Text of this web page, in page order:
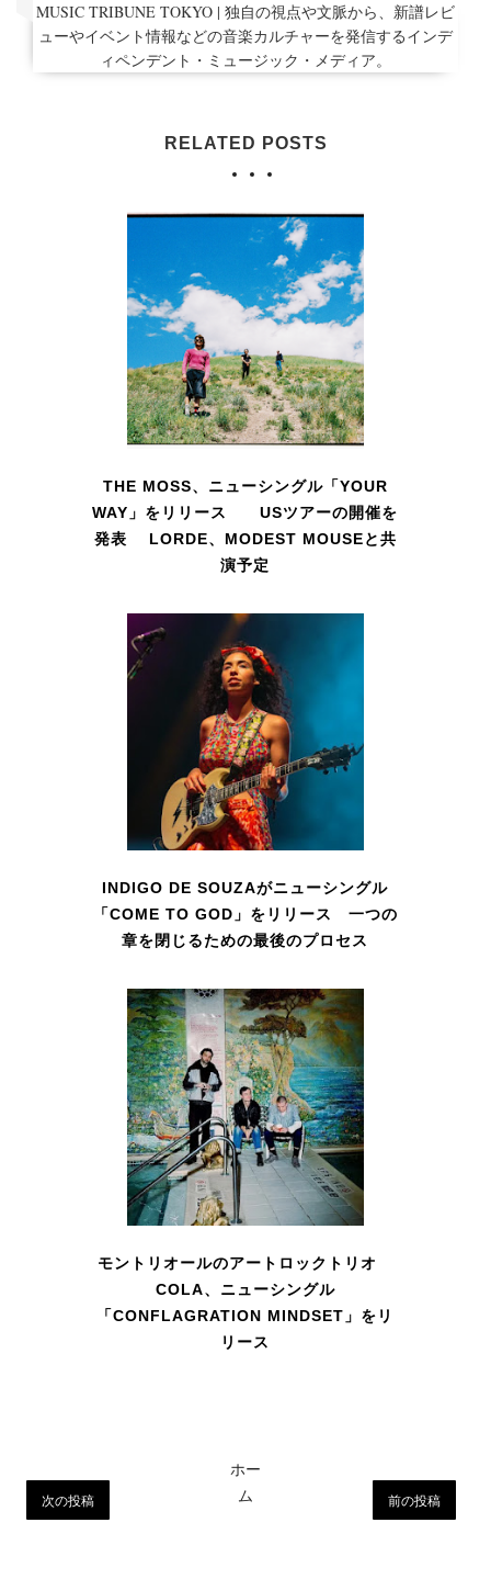
MUSIC TRIBUNE TOKYO | 独自の視点や文脈から、新譜レビ
ューやイベント情報などの音楽カルチャーを発信するインデ
ィペンデント・ミュージック・メディア。
RELATED POSTS
THE MOSS、ニューシングル「YOUR
WAY」をリリース USツアーの開催を
発表 LORDE、MODEST MOUSEと共
演予定
INDIGO DE SOUZAがニューシングル
「COME TO GOD」をリリース 一つの
章を閉じるための最後のプロセス
モントリオールのアートロックトリオ
COLA、ニューシングル
「CONFLAGRATION MINDSET」をリ
リース
次の投稿 前の投稿
ホー
ム